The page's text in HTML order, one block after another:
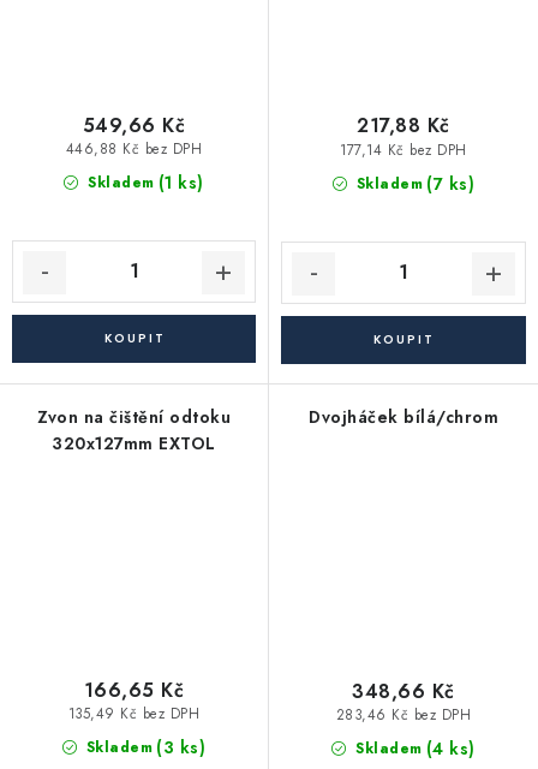
Skladem (1 ks)
446,88 Kč bez DPH
549,66 Kč
Skladem (7 ks)
177,14 Kč bez DPH
217,88 Kč
Zvon na čištění odtoku
320x127mm EXTOL
Skladem (3 ks)
135,49 Kč bez DPH
166,65 Kč
Dvojháček bílá/chrom
Skladem (4 ks)
283,46 Kč bez DPH
348,66 Kč